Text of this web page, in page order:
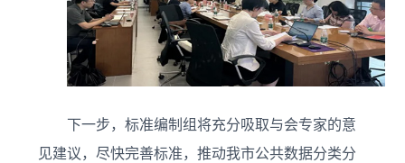
下一步，标准编制组将充分吸取与会专家的意
见建议，尽快完善标准，推动我市公共数据分类分